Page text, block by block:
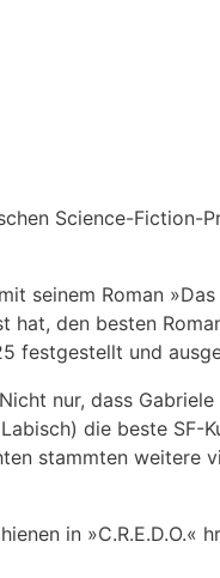
Science-Fiction-
seinem Roman
hat, den besten
festgestellt und
nur, dass
die beste
stammten weitere
in »C.R.E.D.O.«